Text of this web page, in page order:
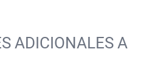
ADICIONALES A